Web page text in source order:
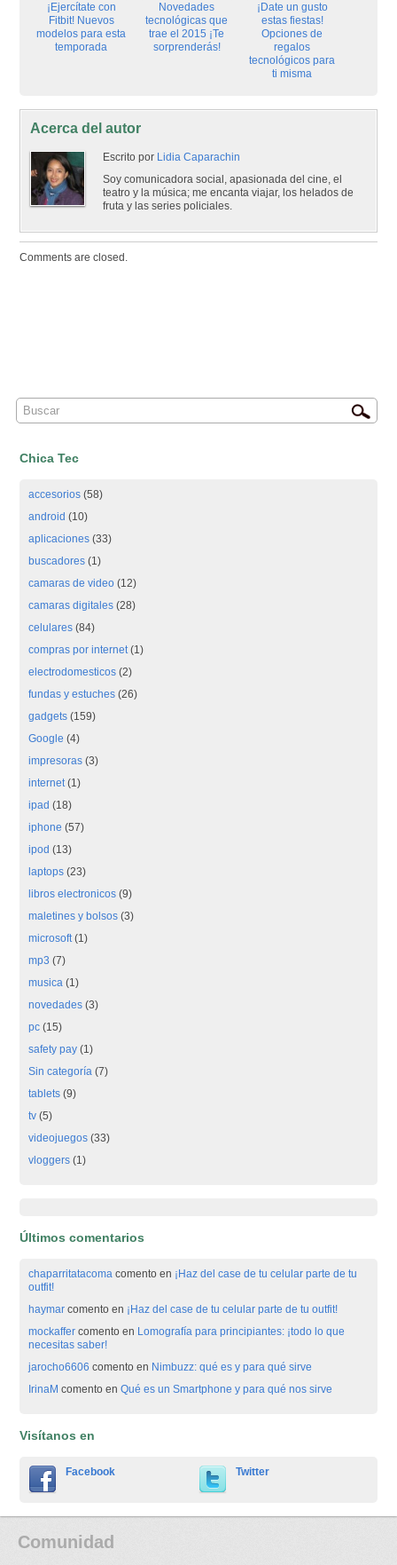
¡Ejercítate con
Fitbit! Nuevos
modelos para esta
temporada
Novedades
tecnológicas que
trae el 2015 ¡Te
sorprenderás!
¡Date un gusto
estas fiestas!
Opciones de
regalos
tecnológicos para
ti misma
Acerca del autor
Escrito por Lidia Caparachin
Soy comunicadora social, apasionada del cine, el
teatro y la música; me encanta viajar, los helados de
fruta y las series policiales.
Comments are closed.
Chica Tec
accesorios (58)
android (10)
aplicaciones (33)
buscadores (1)
camaras de video (12)
camaras digitales (28)
celulares (84)
compras por internet(1)
electrodomesticos (2)
fundas y estuches (26)
gadgets (159)
Google (4)
impresoras (3)
internet(1)
ipad (18)
iphone (57)
ipod (13)
laptops (23)
libros electronicos (9)
maletines y bolsos (3)
microsoft(1)
mp3 (7)
musica (1)
novedades (3)
pc (15)
safety pay (1)
Sin categoría (7)
tablets (9)
tv (5)
videojuegos (33)
vloggers (1)
Últimos comentarios
chaparritatacoma comento en ¡Haz del case de tu celular parte de tu
outfit!
haymar comento en ¡Haz del case de tu celular parte de tu outfit!
mockaffer comento en Lomografía para principiantes: ¡todo lo que
necesitas saber!
jarocho6606 comento en Nimbuzz: qué es y para qué sirve
IrinaM comento enQué es un Smartphone y para qué nos sirve
Visítanos en
Facebook Twitter
Comunidad